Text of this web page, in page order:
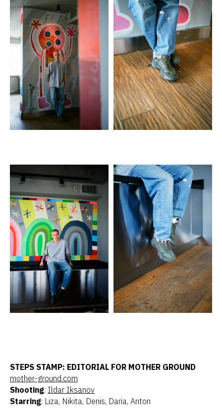
STEPS STAMP: EDITORIAL FOR MOTHER GROUND
mother-ground.com
Shooting: Ildar Iksanov
Starring: Liza, Nikita, Denis, Daria, Anton